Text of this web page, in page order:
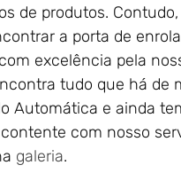
Portão de
Enrolar em
RJ
de produtos.
a porta de
excelência pela
tudo que há de
Automática e ainda
com nosso
galeria.